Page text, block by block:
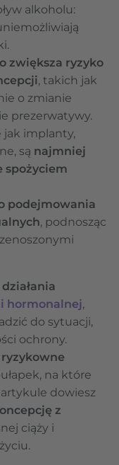
alkoholu:
zwiększa ryzyko
, takich jak
o zmianie
prezerwatywy.
jak implanty,
są najmniej
spożyciem
podejmowania
, podnosząc
hormonalnej,
do sytuacji,
ochrony.
na które
dowiesz
z
ciąży i